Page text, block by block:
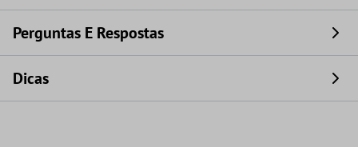
Perguntas E Respostas
Dicas